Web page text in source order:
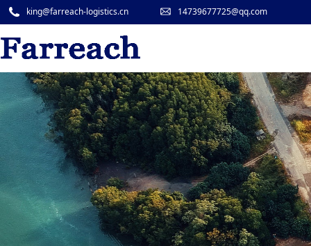
king@farreach-logistics.cn 14739677725@qq.com